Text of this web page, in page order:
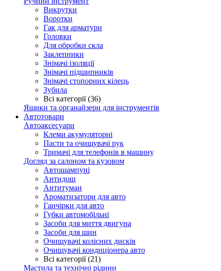
Викрутки
Воротки
Гак для арматури
Головки
Для обробки скла
Заклепники
Знімачі ізоляції
Знімачі підшипників
Знімачі стопорних кілець
Зубила
Всі категорії (36)
Ящики та органайзери для інструментів
Автотовари
Автоаксесуари
Клеми акумуляторні
Пасти та очищувачі рук
Тримачі для телефонів в машину
Догляд за салоном та кузовом
Автошампуні
Антидощ
Антитуман
Ароматизатори для авто
Ганчірки для авто
Губки автомобільні
Засоби для миття двигуна
Засоби для шин
Очищувачі колісних дисків
Очищувачі кондиціонера авто
Всі категорії (21)
Мастила та технічні рідини